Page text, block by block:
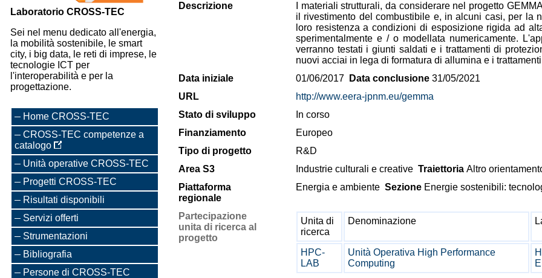
Laboratorio CROSS-TEC
Sei nel menu dedicato all'energia,
la mobilità sostenibile, le smart
city, i big data, le reti di imprese, le
tecnologie ICT per
l'interoperabilità e per la
progettazione.
Home CROSS-TEC
CROSS-TEC competenze a
catalogo
Unità operative CROSS-TEC
Progetti CROSS-TEC
Risultati disponibili
Servizi offerti
Strumentazioni
Bibliografia
Persone di CROSS-TEC
Descrizione
I materiali strutturali, da considerare nel progetto
il rivestimento del combustibile e, in alcuni casi, per la
loro resistenza a condizioni di esposizione rigida ad
sperimentalmente e / o modellata numericamente.
verranno testati i giunti saldati e i trattamenti di
nuovi acciai in lega di formatura di allumina e i
Data iniziale
01/06/2017 Data conclusione 31/05/2021
URL
http://www.eera-jpnm.eu/gemma
Stato di sviluppo
In corso
Finanziamento
Europeo
Tipo di progetto
R&D
Area S3
Industrie culturali e creative Traiettoria Altro
Piattaforma
regionale
Energia e ambiente Sezione Energie sostenibili:
Partecipazione
unita di ricerca al
progetto
Unita di
ricerca
Denominazione
HPC-
LAB
Unità Operativa High Performance
Computing